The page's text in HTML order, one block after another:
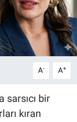
A- A+
sarsıcı bir
kıran